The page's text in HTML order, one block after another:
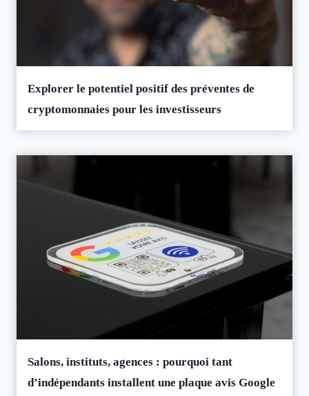
Explorer le potentiel positif des préventes de
cryptomonnaies pour les investisseurs
Salons, instituts, agences : pourquoi tant
d’indépendants installent une plaque avis Google